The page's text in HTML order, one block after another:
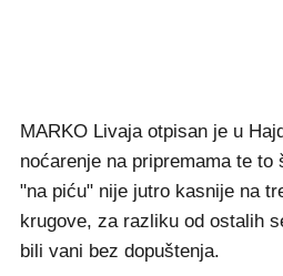
MARKO Livaja otpisan je u
noćarenje na pripremama te to
"na piću" nije jutro kasnije na
krugove, za razliku od ostalih
bili vani bez dopuštenja.